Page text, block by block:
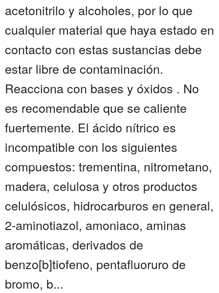
acetonitrilo y alcoholes, por lo que
cualquier material que haya estado en
contacto con estas sustancias debe
estar libre de contaminación.
Reacciona con bases y óxidos . No
es recomendable que se caliente
fuertemente. El ácido nítrico es
incompatible con los siguientes
compuestos: trementina, nitrometano,
madera, celulosa y otros productos
celulósicos, hidrocarburos en general,
2-aminotiazol, amoniaco, aminas
aromáticas, derivados de
benzo[b]tiofeno, pentafluoruro de
bromo, b...